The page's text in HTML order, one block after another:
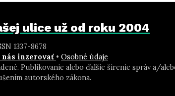
ulice už od roku 2004
1337-8678
nás inzerovať • Osobné údaje
Publikovanie alebo ďalšie šírenie správ a/
autorského zákona.